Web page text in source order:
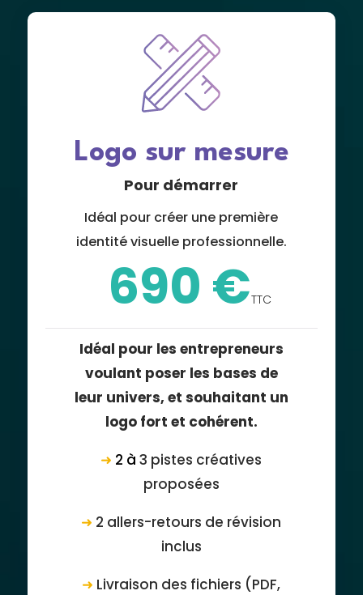
Logo sur mesure
Pour démarrer
Idéal pour créer une première
identité visuelle professionnelle.
690 €TTC
Idéal pour les entrepreneurs
voulant poser les bases de
leur univers, et souhaitant un
logo fort et cohérent.
➜ 2 à3 pistes créatives
proposées
➜ 2 allers-retours de révision
inclus
➜ Livraison des fichiers (PDF,